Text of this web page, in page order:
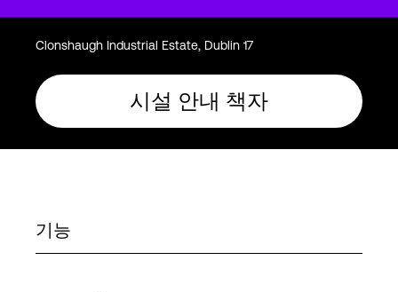
Clonshaugh Industrial Estate, Dublin 17
시설 안내 책자
기능